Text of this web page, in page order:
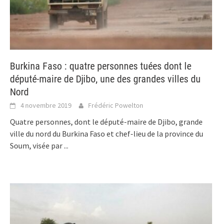
Burkina Faso : quatre personnes tuées dont le
député-maire de Djibo, une des grandes villes du
Nord
4 novembre 2019 Frédéric Powelton
Quatre personnes, dont le député-maire de Djibo, grande
ville du nord du Burkina Faso et chef-lieu de la province du
Soum, visée par...